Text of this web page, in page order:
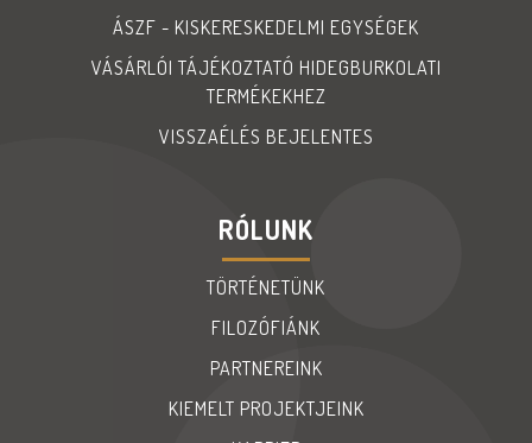
ÁSZF - KISKERESKEDELMI EGYSÉGEK
VÁSÁRLÓI TÁJÉKOZTATÓ HIDEGBURKOLATI
TERMÉKEKHEZ
VISSZAÉLÉS BEJELENTES
RÓLUNK
TÖRTÉNETÜNK
FILOZÓFIÁNK
PARTNEREINK
KIEMELT PROJEKTJEINK